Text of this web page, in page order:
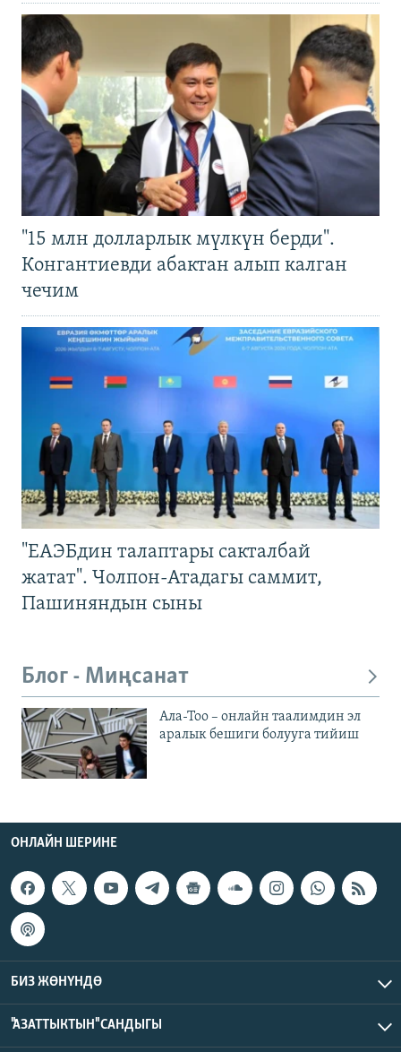
"15 млн долларлык мүлкүн берди".
Конгантиевди абактан алып калган
чечим
"ЕАЭБдин талаптары сакталбай
жатат". Чолпон-Атадагы саммит,
Пашиняндын сыны
Блог - Миңсанат
Ала-Тоо – онлайн таалимдин эл
аралык бешиги болууга тийиш
ОНЛАЙН ШЕРИНЕ
БИЗ ЖӨНҮНДӨ
"АЗАТТЫКТЫН" САНДЫГЫ